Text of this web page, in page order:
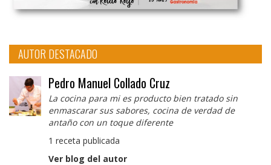
AUTOR DESTACADO
Pedro Manuel Collado Cruz
La cocina para mi es producto bien tratado sin
enmascarar sus sabores, cocina de verdad de
antaño con un toque diferente
1 receta publicada
Ver blog del autor